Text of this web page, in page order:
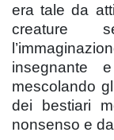
era tale da
creature
insegnante
mescolando
dei bestiari
nonsenso e